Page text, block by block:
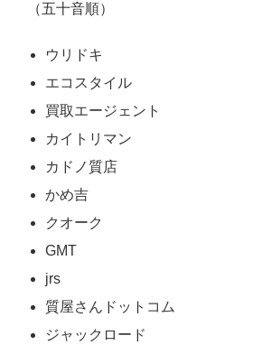
（五十音順）
ウリドキ
エコスタイル
買取エージェント
カイトリマン
カドノ質店
かめ吉
クオーク
GMT
jrs
質屋さんドットコム
ジャックロード